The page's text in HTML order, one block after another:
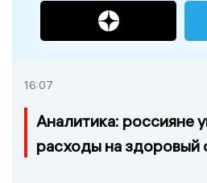
16:07
Аналитика: россияне
расходы на здоровый